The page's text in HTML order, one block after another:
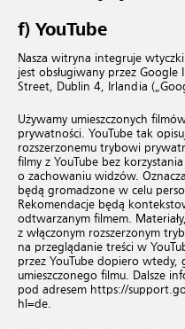
f) YouTube
Nasza witryna integruje
jest obsługiwany przez
Street, Dublin 4, Irlandia
Używamy umieszczonych
prywatności. YouTube tak
rozszerzonemu trybowi
filmy z YouTube bez
o zachowaniu widzów.
będą gromadzone w celu
Rekomendacje będą
odtwarzanym filmem.
z włączonym rozszerzonym
na przeglądanie treści w
przez YouTube dopiero
umieszczonego filmu. Dalsze
pod adresem https://
hl=de